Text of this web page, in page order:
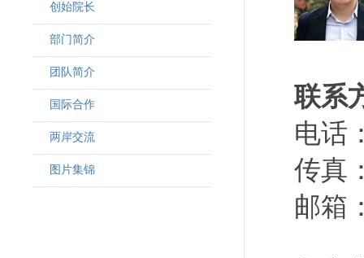
· 韩晶磊副院长
· 周勇副院长
· 林勇新副院长
创始院长
部门简介
团队简介
· 客座教授
· 访问学者
国际合作
两岸交流
图片集锦
联系
电话
传真
邮箱